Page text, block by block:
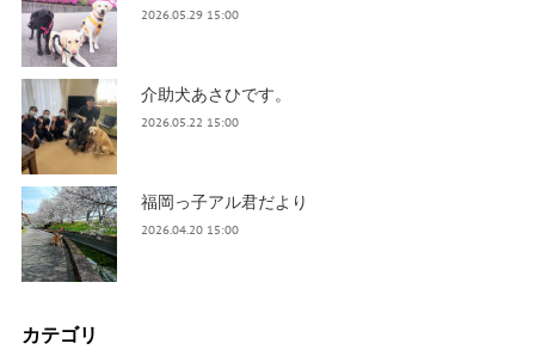
2026.05.29 15:00
介助犬あさひです。
2026.05.22 15:00
福岡っ子アル君だより
2026.04.20 15:00
カテゴリ